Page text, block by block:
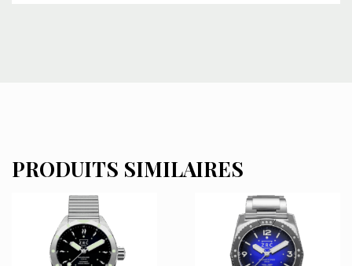
PRODUITS SIMILAIRES